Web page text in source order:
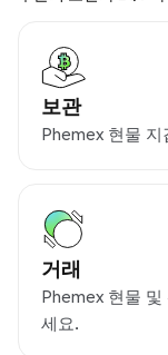
보관
Phemex 현물
거래
Phemex 현물
세요.